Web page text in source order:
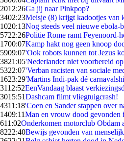
2012:26Ga jij naar Pinkpop?
3402:23Meisje (8) krijgt kadootjes van
1020:13Nog steeds veel nieuwe ebola-
5722:26Politie Rome ramt Feyenoord-
1700:07Kamp hakt nog geen knoop
5909:07'Ook robots kunnen tot Jezus
3821:05'Nederlander niet voorbereid
5322:07'Verban racisten van sociale
1623:29'Martins Indi-pak dé
3112:52EenVandaag blaast
3015:51Dashcam filmt vliegtuigcrash!
4311:18'Coen en Sander stappen over
1409:11Man en vrouw dood gevonden
611:02Onderkomen motorclub Obdam
8222:40Bewijs gevonden van